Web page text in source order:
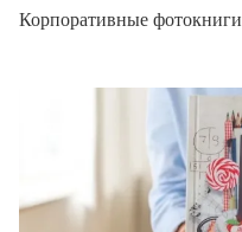
Корпоративные фотокниги